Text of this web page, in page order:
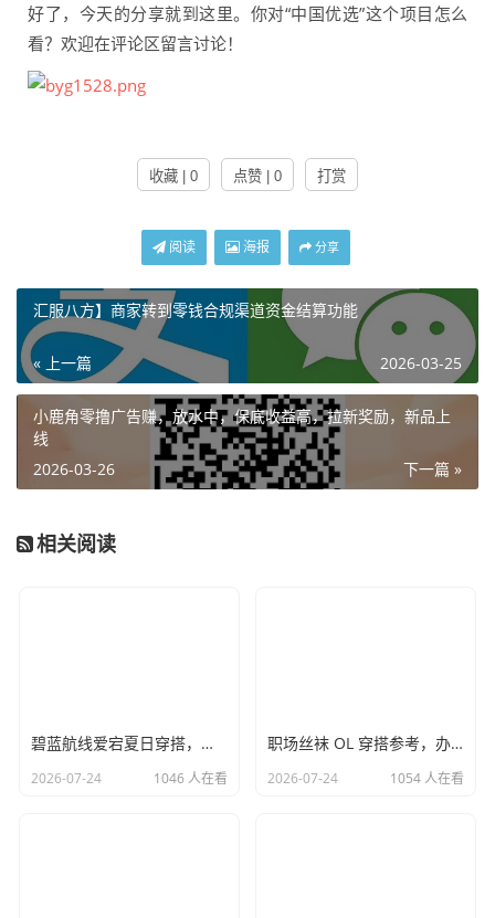
好了，今天的分享就到这里。你对“中国优选”这个项目怎么
看？欢迎在评论区留言讨论！
收藏 | 0 点赞 | 0 打赏
阅读 海报 分享
汇服八方】商家转到零钱合规渠道资金结算功能
« 上一篇 2026-03-25
小鹿角零撸广告赚，放水中，保底收益高，拉新奖励，新品上
线
下一篇 »
2026-03-26
相关阅读
碧蓝航线爱宕夏日穿搭，和风休闲日常服饰搭配思路
2026-07-24 1046 人在看
职场丝袜 OL 穿搭参考，办公室知性简约搭配方案
2026-07-24 1054 人在看